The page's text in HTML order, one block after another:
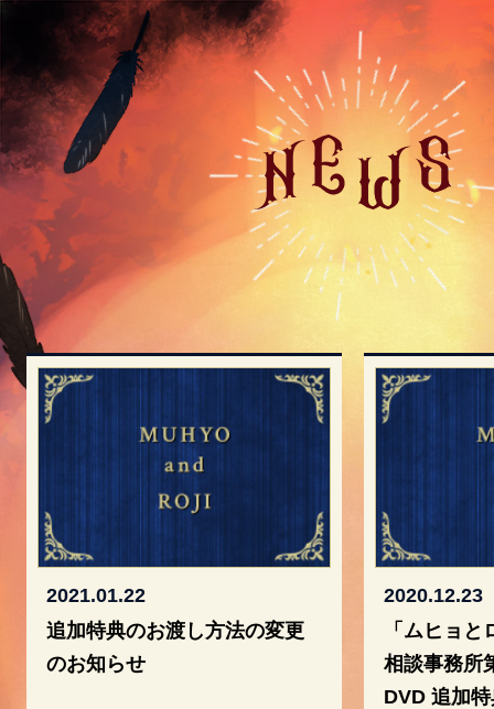
ム
ョ
と
ロ
ジ
ー
の
魔
法
2021.01.22
追加特典のお渡し方法の変更
のお知らせ
2020.12.23
「ムヒョ
相談事務所
DVD 追加